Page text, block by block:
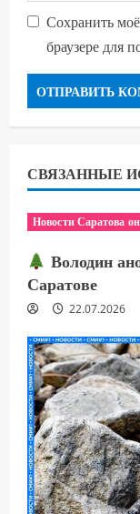
Сохранить
браузере для
СВЯЗАННЫЕ
Новости Саратова
Володин
Саратове
22.07.2026